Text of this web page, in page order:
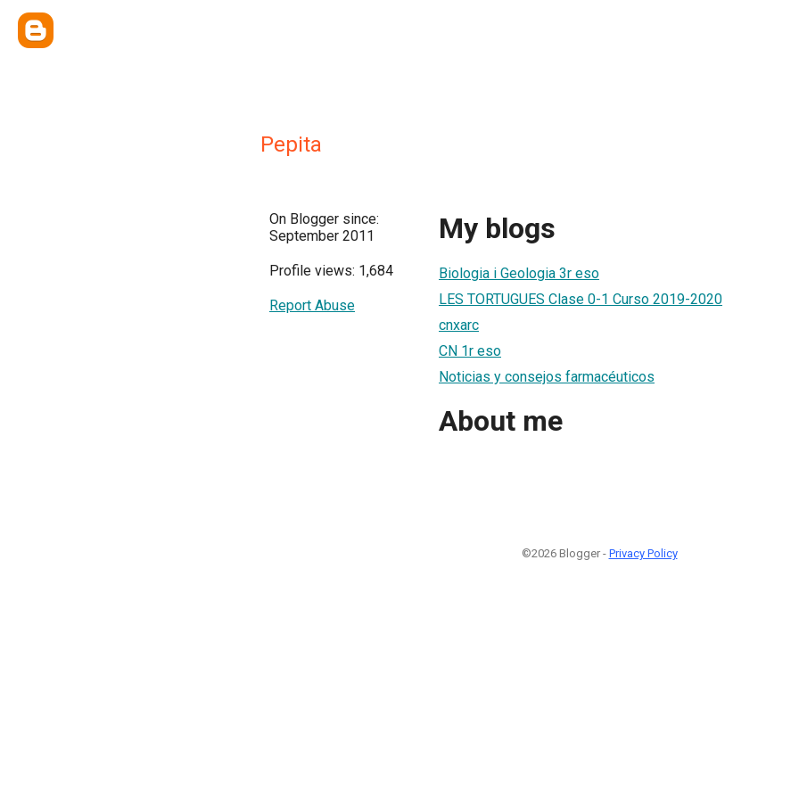
Pepita
On Blogger since:
September 2011
Profile views: 1,684
Report Abuse
My blogs
Biologia i Geologia 3r eso
LES TORTUGUES Clase 0-1 Curso 2019-2020
cnxarc
CN 1r eso
Noticias y consejos farmacéuticos
About me
©2026 Blogger - Privacy Policy